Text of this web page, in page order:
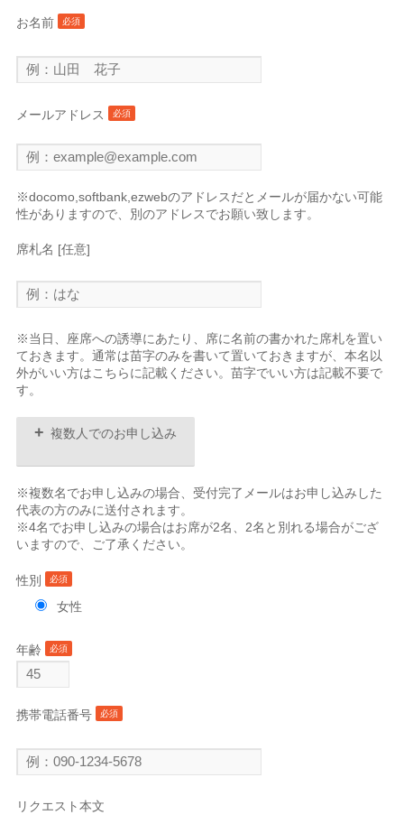
お名前 必須
メールアドレス 必須
※docomo,softbank,ezwebのアドレスだとメールが届かない可能
性がありますので、別のアドレスでお願い致します。
席札名 [任意]
※当日、座席への誘導にあたり、席に名前の書かれた席札を置い
ておきます。通常は苗字のみを書いて置いておきますが、本名以
外がいい方はこちらに記載ください。苗字でいい方は記載不要で
す。
+ 複数人でのお申し込み
※複数名でお申し込みの場合、受付完了メールはお申し込みした
代表の方のみに送付されます。
※4名でお申し込みの場合はお席が2名、2名と別れる場合がござ
いますので、ご了承ください。
性別 必須
女性
年齢 必須
携帯電話番号 必須
リクエスト本文